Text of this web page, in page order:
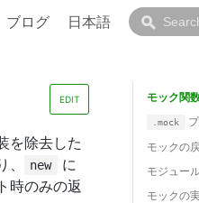
ブログ 日本語
EDIT
を除去した
new
に
時のみの返
モック関
.mock
モックの
モジュー
モックの